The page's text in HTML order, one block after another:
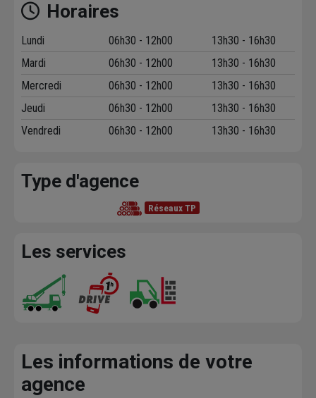
Horaires
Lundi 06h30 - 12h00
13h30 - 16h30
Mardi
06h30 - 12h00
13h30 - 16h30
Mercredi
06h30 - 12h00
13h30 - 16h30
Jeudi
06h30 - 12h00
13h30 - 16h30
Vendredi
06h30 - 12h00 13h30 - 16h30
Type d'agence
Réseaux TP
Les services
Les informations de votre
agence